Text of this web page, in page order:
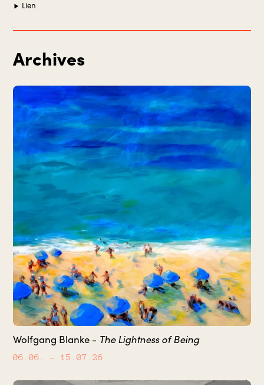
Lien
Archives
Wolfgang Blanke - The Lightness of Being
06.06. – 15.07.26